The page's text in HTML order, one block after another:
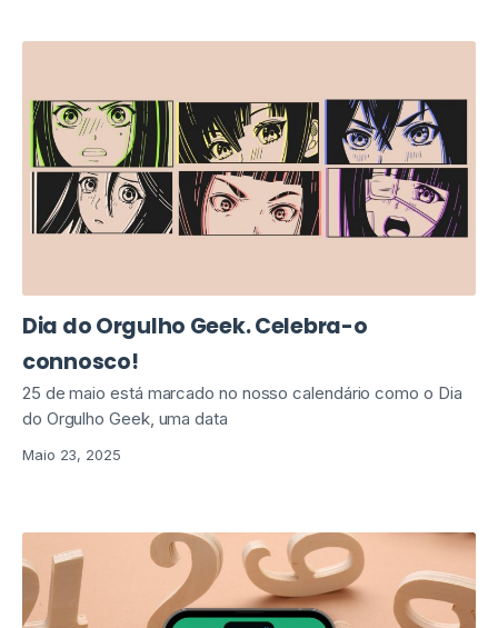
Dia do Orgulho Geek. Celebra-o
connosco!
25 de maio está marcado no nosso calendário como o Dia
do Orgulho Geek, uma data
Maio 23, 2025